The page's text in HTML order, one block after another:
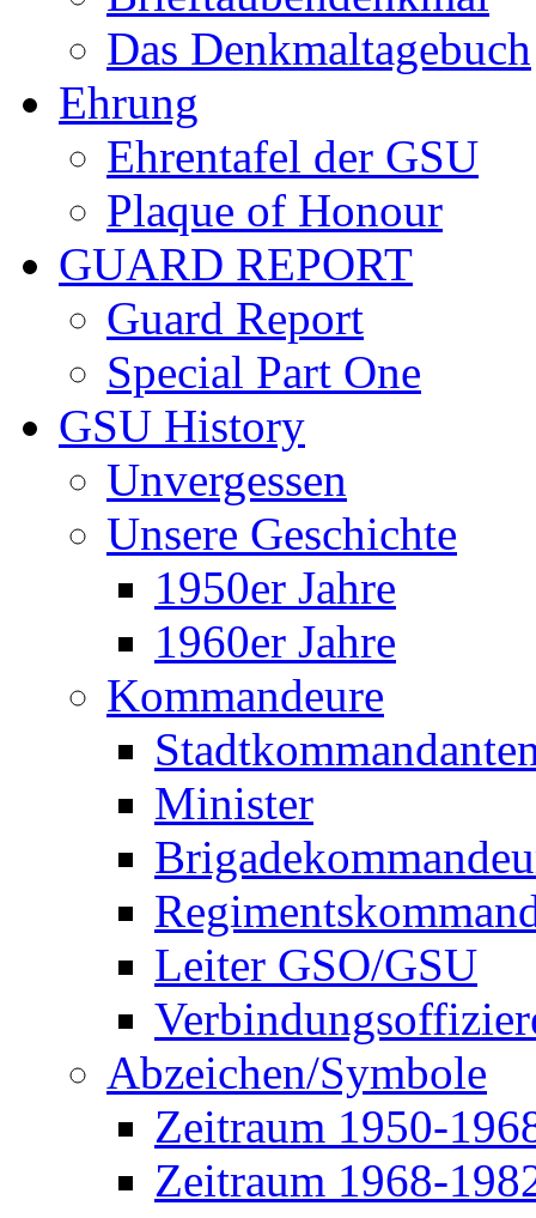
Das Denkmaltagebuch
Ehrung
Ehrentafel der GSU
Plaque of Honour
GUARD REPORT
Guard Report
Special Part One
GSU History
Unvergessen
Unsere Geschichte
1950er Jahre
1960er Jahre
Kommandeure
Minister
Leiter GSO/GSU
Abzeichen/Symbole
Zeitraum 1950-
Zeitraum 1968-